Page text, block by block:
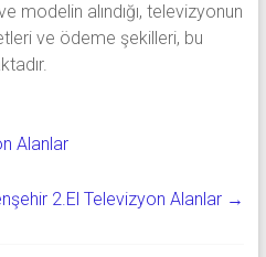
modelin alındığı, televizyonun
ve ödeme şekilleri, bu
Alanlar
2.El Televizyon Alanlar →